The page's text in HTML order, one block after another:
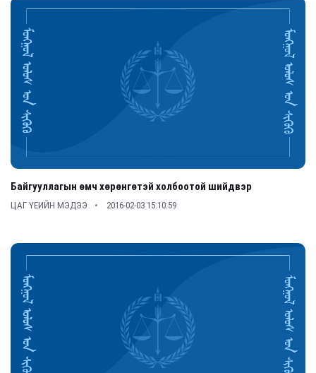
Байгууллагын өмч хөрөнгөтэй холбоотой шийдвэр
ЦАГ ҮЕИЙН МЭДЭЭ 2016-02-03 15:10:59